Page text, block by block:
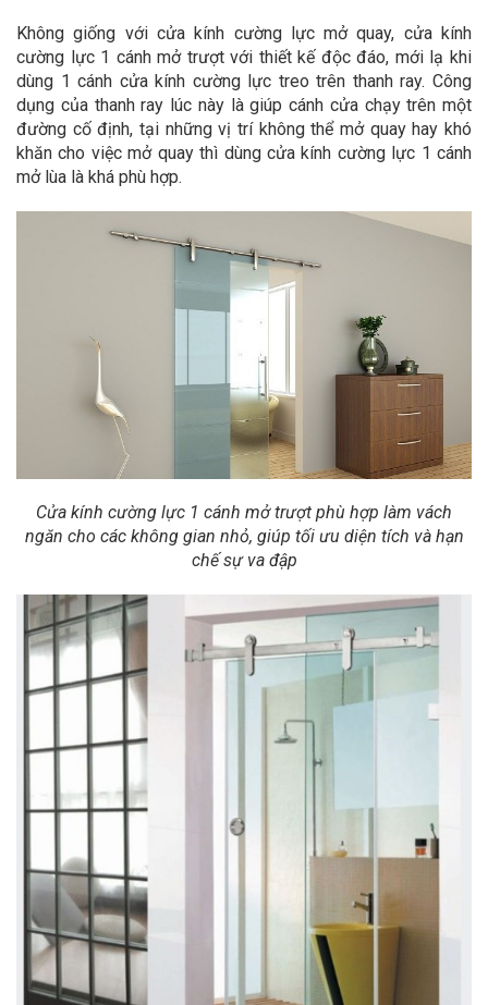
Không giống với cửa kính cường lực mở quay, cửa kính
cường lực 1 cánh mở trượt với thiết kế độc đáo, mới lạ khi
dùng 1 cánh cửa kính cường lực treo trên thanh ray. Công
dụng của thanh ray lúc này là giúp cánh cửa chạy trên một
đường cố định, tại những vị trí không thể mở quay hay khó
khăn cho việc mở quay thì dùng cửa kính cường lực 1 cánh
mở lùa là khá phù hợp.
Cửa kính cường lực 1 cánh mở trượt phù hợp làm vách
ngăn cho các không gian nhỏ, giúp tối ưu diện tích và hạn
chế sự va đập